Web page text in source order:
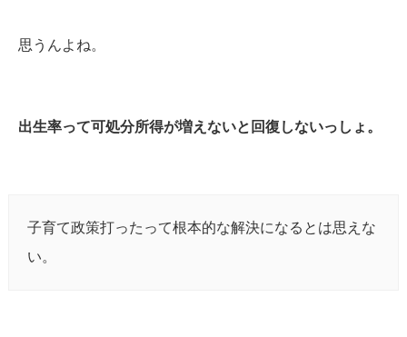
思うんよね。
出生率って可処分所得が増えないと回復しないっしょ。
子育て政策打ったって根本的な解決になるとは思えな
い。